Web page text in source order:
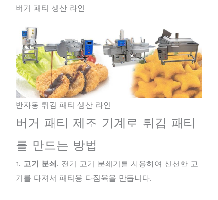
버거 패티 생산 라인
반자동 튀김 패티 생산 라인
버거 패티 제조 기계로 튀김 패티
를 만드는 방법
1. 고기 분쇄. 전기 고기 분쇄기를 사용하여 신선한 고
기를 다져서 패티용 다짐육을 만듭니다.